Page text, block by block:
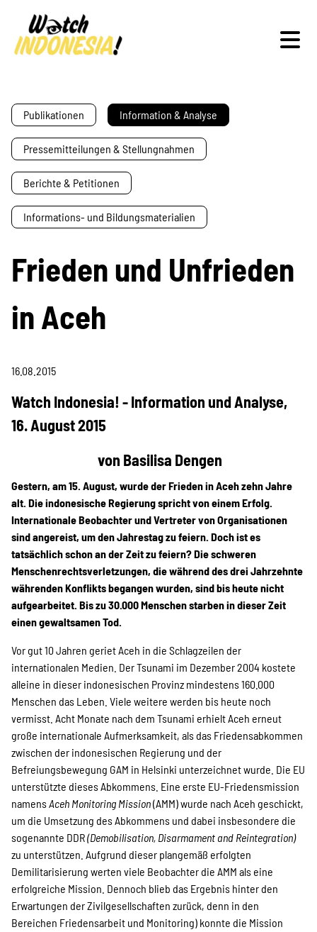
Schwerpunkte
Veranstaltungen
Publikationen
Information & Analyse
Stellungnahmen
Informations- und
Bildungsmaterialien
Projekte
Kampagne
Stellenangebote
Werde Mitglied
Newsletter abonnieren
SPENDEN
Publikationen Information & Analyse
Pressemitteilungen & Stellungnahmen
Berichte & Petitionen
Informations- und Bildungsmaterialien
Frieden und Unfrieden
in Aceh
16.08.2015
Watch Indonesia! - Information und Analyse,
16. August 2015
von Basilisa Dengen
Gestern, am 15. August, wurde der Frieden in Aceh zehn Jahre
alt. Die indonesische Regierung spricht von einem Erfolg.
Internationale Beobachter und Vertreter von Organisationen
sind angereist, um den Jahrestag zu feiern. Doch ist es
tatsächlich schon an der Zeit zu feiern? Die schweren
Menschenrechtsverletzungen, die während des drei Jahrzehnte
währenden Konflikts begangen wurden, sind bis heute nicht
aufgearbeitet. Bis zu 30.000 Menschen starben in dieser Zeit
einen gewaltsamen Tod.
Vor gut 10 Jahren geriet Aceh in die Schlagzeilen der
internationalen Medien. Der Tsunami im Dezember 2004 kostete
alleine in dieser indonesischen Provinz mindestens 160.000
Menschen das Leben. Viele weitere werden bis heute noch
vermisst. Acht Monate nach dem Tsunami erhielt Aceh erneut
große internationale Aufmerksamkeit, als das Friedensabkommen
zwischen der indonesischen Regierung und der
Befreiungsbewegung GAM in Helsinki unterzeichnet wurde. Die EU
unterstützte dieses Abkommens. Eine erste EU-Friedensmission
namensAceh Monitoring Mission(AMM) wurde nach Aceh geschickt,
um die Umsetzung des Abkommens und dabei insbesondere die
sogenannte DDR(Demobilisation, Disarmament and Reintegration)
zu unterstützen. Aufgrund dieser plangemäß erfolgten
Demilitarisierung werten viele Beobachter die AMM als eine
erfolgreiche Mission. Dennoch blieb das Ergebnis hinter den
Erwartungen der Zivilgesellschaften zurück, denn in den
Bereichen Friedensarbeit und Monitoring) konnte die Mission